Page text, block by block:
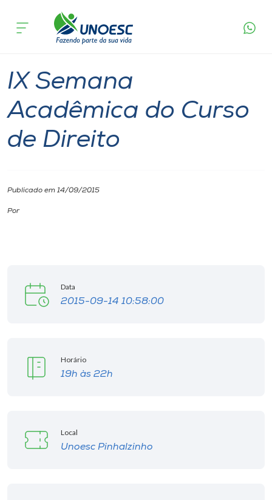
Cursos
Pesquisa
Atendimento ao Estudante
A
I.nova
Cultura
Biblioteca
acontece
IX Semana
Acadêmica do Curso
de Direito
Publicado em 14/09/2015
Por
Data
2015-09-14 10:58:00
Horário
19h às 22h
Local
Unoesc Pinhalzinho